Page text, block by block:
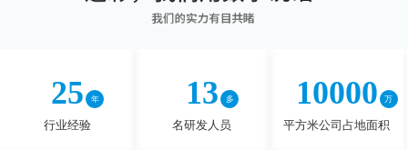
25
行业经验
13
名研发人员
10000
平方米公司占地面积